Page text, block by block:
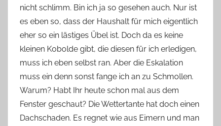
nicht schlimm. Bin ich ja so gesehen auch. Nur ist
es eben so, dass der Haushalt für mich eigentlich
eher so ein lästiges Übel ist. Doch da es keine
kleinen Kobolde gibt, die diesen für ich erledigen,
muss ich eben selbst ran. Aber die Eskalation
muss ein denn sonst fange ich an zu Schmollen.
Warum? Habt Ihr heute schon mal aus dem
Fenster geschaut? Die Wettertante hat doch einen
Dachschaden. Es regnet wie aus Eimern und man